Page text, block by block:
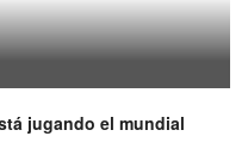
jugando el mundial